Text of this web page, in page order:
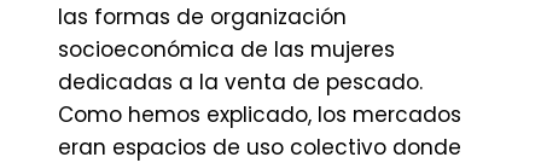
las formas de organización
socioeconómica de las mujeres
dedicadas a la venta de pescado.
Como hemos explicado, los mercados
eran espacios de uso colectivo donde